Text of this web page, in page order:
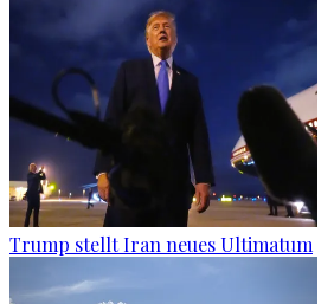
Trump stellt Iran neues Ultimatum